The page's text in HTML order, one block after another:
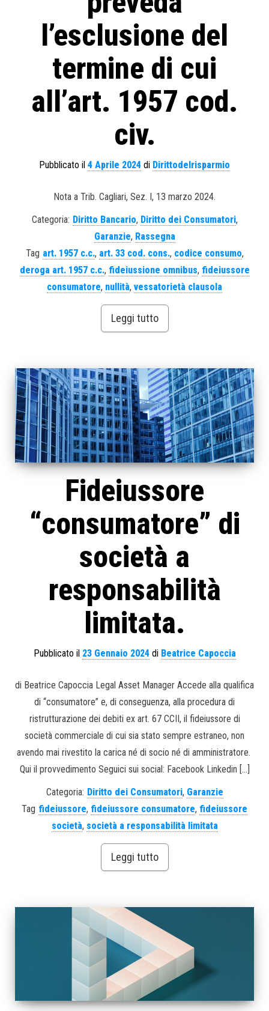
l’esclusione del
termine di cui
all’art. 1957 cod.
civ.
Pubblicato il 4 Aprile 2024 di Dirittodelrisparmio
Nota a Trib. Cagliari, Sez. I, 13 marzo 2024.
Categoria: Diritto Bancario, Diritto dei Consumatori,
Garanzie, Rassegna
Tag art. 1957 c.c., art. 33 cod. cons., codice consumo,
deroga art. 1957 c.c., fideiussione omnibus, fideiussore
consumatore, nullità, vessatorietà clausola
Leggi tutto
Fideiussore
“consumatore” di
società a
responsabilità
limitata.
Pubblicato il 23 Gennaio 2024di Beatrice Capoccia
di Beatrice Capoccia Legal Asset Manager Accede alla qualifica
di “consumatore” e, di conseguenza, alla procedura di
ristrutturazione dei debiti ex art. 67 CCII, il fideiussore di
società commerciale di cui sia stato sempre estraneo, non
avendo mai rivestito la carica né di socio né di amministratore.
Qui il provvedimento Seguici sui social: Facebook Linkedin […]
Categoria: Diritto dei Consumatori, Garanzie
Tag fideiussore, fideiussore consumatore, fideiussore
società, società a responsabilità limitata
Leggi tutto